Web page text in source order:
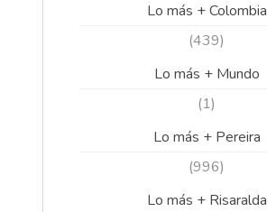
Lo más + Colombia
(439)
Lo más + Mundo
(1)
Lo más + Pereira
(996)
Lo más + Risaralda